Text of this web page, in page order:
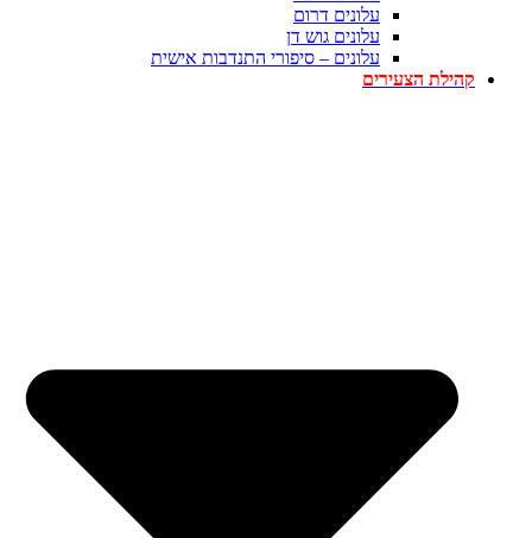
עלונים דרום
עלונים גוש דן
עלונים – סיפורי התנדבות אישית
קהילת הצעירים